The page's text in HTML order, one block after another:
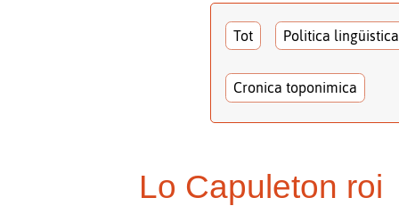
Tot Politica lingüistica
Cronica toponimica
Lo Capuleton roi